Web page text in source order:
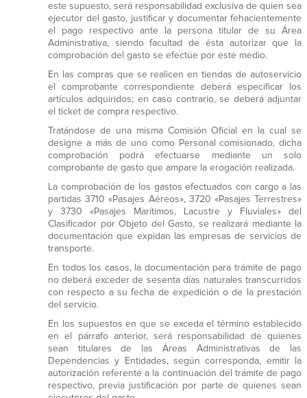
este supuesto, será responsabilidad exclusiva de quien sea
ejecutor del gasto, justificar y documentar fehacientemente
el pago respectivo ante la persona titular de su Área
Administrativa, siendo facultad de ésta autorizar que la
comprobación del gasto se efectúe por este medio.
En las compras que se realicen en tiendas de autoservicio
el comprobante correspondiente deberá especificar los
artículos adquiridos; en caso contrario, se deberá adjuntar
el ticket de compra respectivo.
Tratándose de una misma Comisión Oficial en la cual se
designe a más de uno como Personal comisionado, dicha
comprobación podrá efectuarse mediante un solo
comprobante de gasto que ampare la erogación realizada.
La comprobación de los gastos efectuados con cargo a las
partidas 3710 «Pasajes Aéreos», 3720 «Pasajes Terrestres»
y 3730 «Pasajes Marítimos, Lacustre y Fluviales» del
Clasificador por Objeto del Gasto, se realizará mediante la
documentación que expidan las empresas de servicios de
transporte.
En todos los casos, la documentación para trámite de pago
no deberá exceder de sesenta días naturales transcurridos
con respecto a su fecha de expedición o de la prestación
del servicio.
En los supuestos en que se exceda el término establecido
en el párrafo anterior, será responsabilidad de quienes
sean titulares de las Áreas Administrativas de las
Dependencias y Entidades, según corresponda, emitir la
autorización referente a la continuación del trámite de pago
respectivo, previa justificación por parte de quienes sean